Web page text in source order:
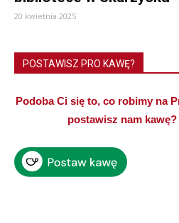
20 kwietnia 2025
POSTAWISZ PRO KAWĘ?
Podoba Ci się to, co robimy na
postawisz nam